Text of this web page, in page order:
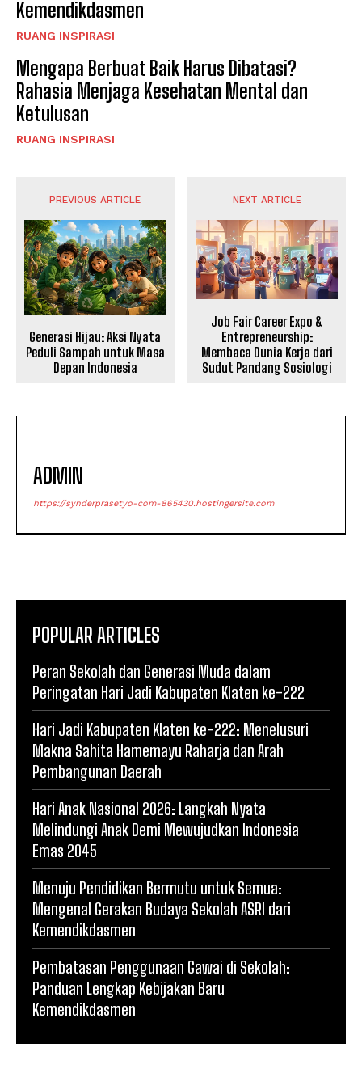
Kemendikdasmen
RUANG INSPIRASI
Mengapa Berbuat Baik Harus Dibatasi?
Rahasia Menjaga Kesehatan Mental dan
Ketulusan
RUANG INSPIRASI
PREVIOUS ARTICLE
Generasi Hijau: Aksi Nyata
Peduli Sampah untuk Masa
Depan Indonesia
NEXT ARTICLE
Job Fair Career Expo &
Entrepreneurship:
Membaca Dunia Kerja dari
Sudut Pandang Sosiologi
ADMIN
https://synderprasetyo-com-865430.hostingersite.com
POPULAR ARTICLES
Peran Sekolah dan Generasi Muda dalam
Peringatan Hari Jadi Kabupaten Klaten ke-222
Hari Jadi Kabupaten Klaten ke-222: Menelusuri
Makna Sahita Hamemayu Raharja dan Arah
Pembangunan Daerah
Hari Anak Nasional 2026: Langkah Nyata
Melindungi Anak Demi Mewujudkan Indonesia
Emas 2045
Menuju Pendidikan Bermutu untuk Semua:
Mengenal Gerakan Budaya Sekolah ASRI dari
Kemendikdasmen
Pembatasan Penggunaan Gawai di Sekolah:
Panduan Lengkap Kebijakan Baru
Kemendikdasmen